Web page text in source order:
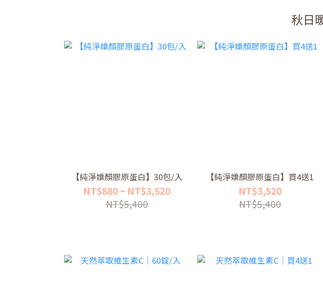
秋日
【純淨嬌顏膠原蛋白】30包/入
NT$880 ~ NT$3,520
NT$5,400
【純淨嬌顏膠原蛋白】買4送1
NT$3,520
NT$5,400